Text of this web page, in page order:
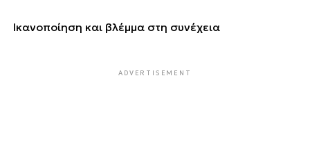
Ικανοποίηση και βλέμμα στη συνέχεια
ADVERTISEMENT